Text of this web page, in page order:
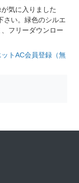
気に入りました
さい。緑色のシルエ
フリーダウンロー
ットAC会員登録（無